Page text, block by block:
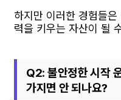
하지만 이러한 경험들
력을 키우는 자산이 될
Q2: 불안정한 시작
가지면 안 되나요?